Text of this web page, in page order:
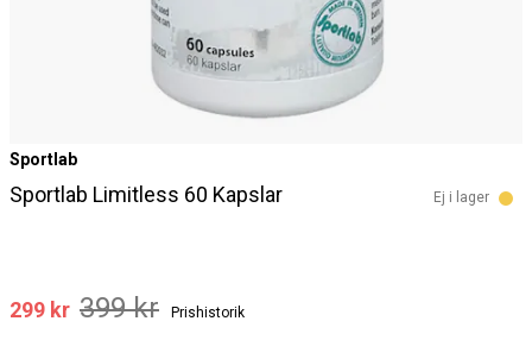
Sportlab
Sportlab Limitless 60 Kapslar Ej i lager
299 kr 399 kr Prishistorik